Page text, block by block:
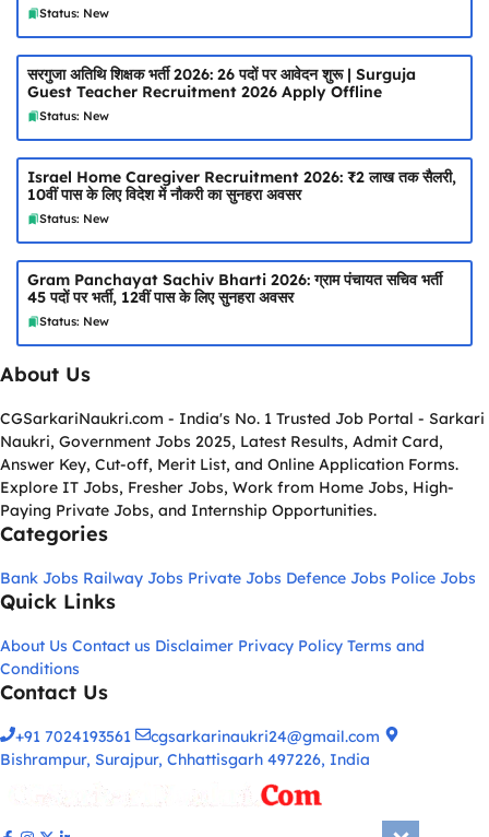
Status: New
सरगुजा अतिथि शिक्षक भर्ती 2026: 26 पदों पर आवेदन शुरू | Surguja
Guest Teacher Recruitment 2026 Apply Offline
Status: New
Israel Home Caregiver Recruitment 2026: ₹2 लाख तक सैलरी,
10वीं पास के लिए विदेश में नौकरी का सुनहरा अवसर
Status: New
Gram Panchayat Sachiv Bharti 2026: ग्राम पंचायत सचिव भर्ती
45 पदों पर भर्ती, 12वीं पास के लिए सुनहरा अवसर
Status: New
About Us
CGSarkariNaukri.com - India's No. 1 Trusted Job Portal - Sarkari
Naukri, Government Jobs 2025, Latest Results, Admit Card,
Answer Key, Cut-off, Merit List, and Online Application Forms.
Explore IT Jobs, Fresher Jobs, Work from Home Jobs, High-
Paying Private Jobs, and Internship Opportunities.
Categories
Bank Jobs Railway Jobs Private Jobs Defence Jobs Police Jobs
Quick Links
About Us Contact us Disclaimer Privacy Policy Terms and
Conditions
Contact Us
+91 7024193561
cgsarkarinaukri24@gmail.com
Bishrampur, Surajpur, Chhattisgarh 497226, India